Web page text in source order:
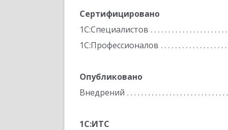
Сертифицировано
1С:Специалистов
1С:Профессионалов
Опубликовано
Внедрений
1С:ИТС